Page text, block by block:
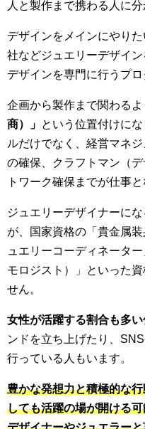
人と製作まで携わる人に分
デザインをメインにやり
社などジュエリーデザイ
デザインを専門に行うプ
企画から製作まで関わるよ
商）」 という位置付けに
ルだけでなく、経営マネ
の確保、クラフトマン（
トワーク確保までが仕事と
ジュエリーデザイナーに
が、国家資格の「貴金属
ュエリーコーディネータ
モロジスト）」といった
せん。
女性が活躍する割合も多
ンドを立ち上げたり、
行っている人もいます。
豊かな発想力と積極的な
しても活躍の場が開ける